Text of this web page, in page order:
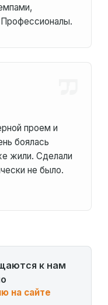
проем и
боялась
жили. Сделали
не было.
к нам
на сайте